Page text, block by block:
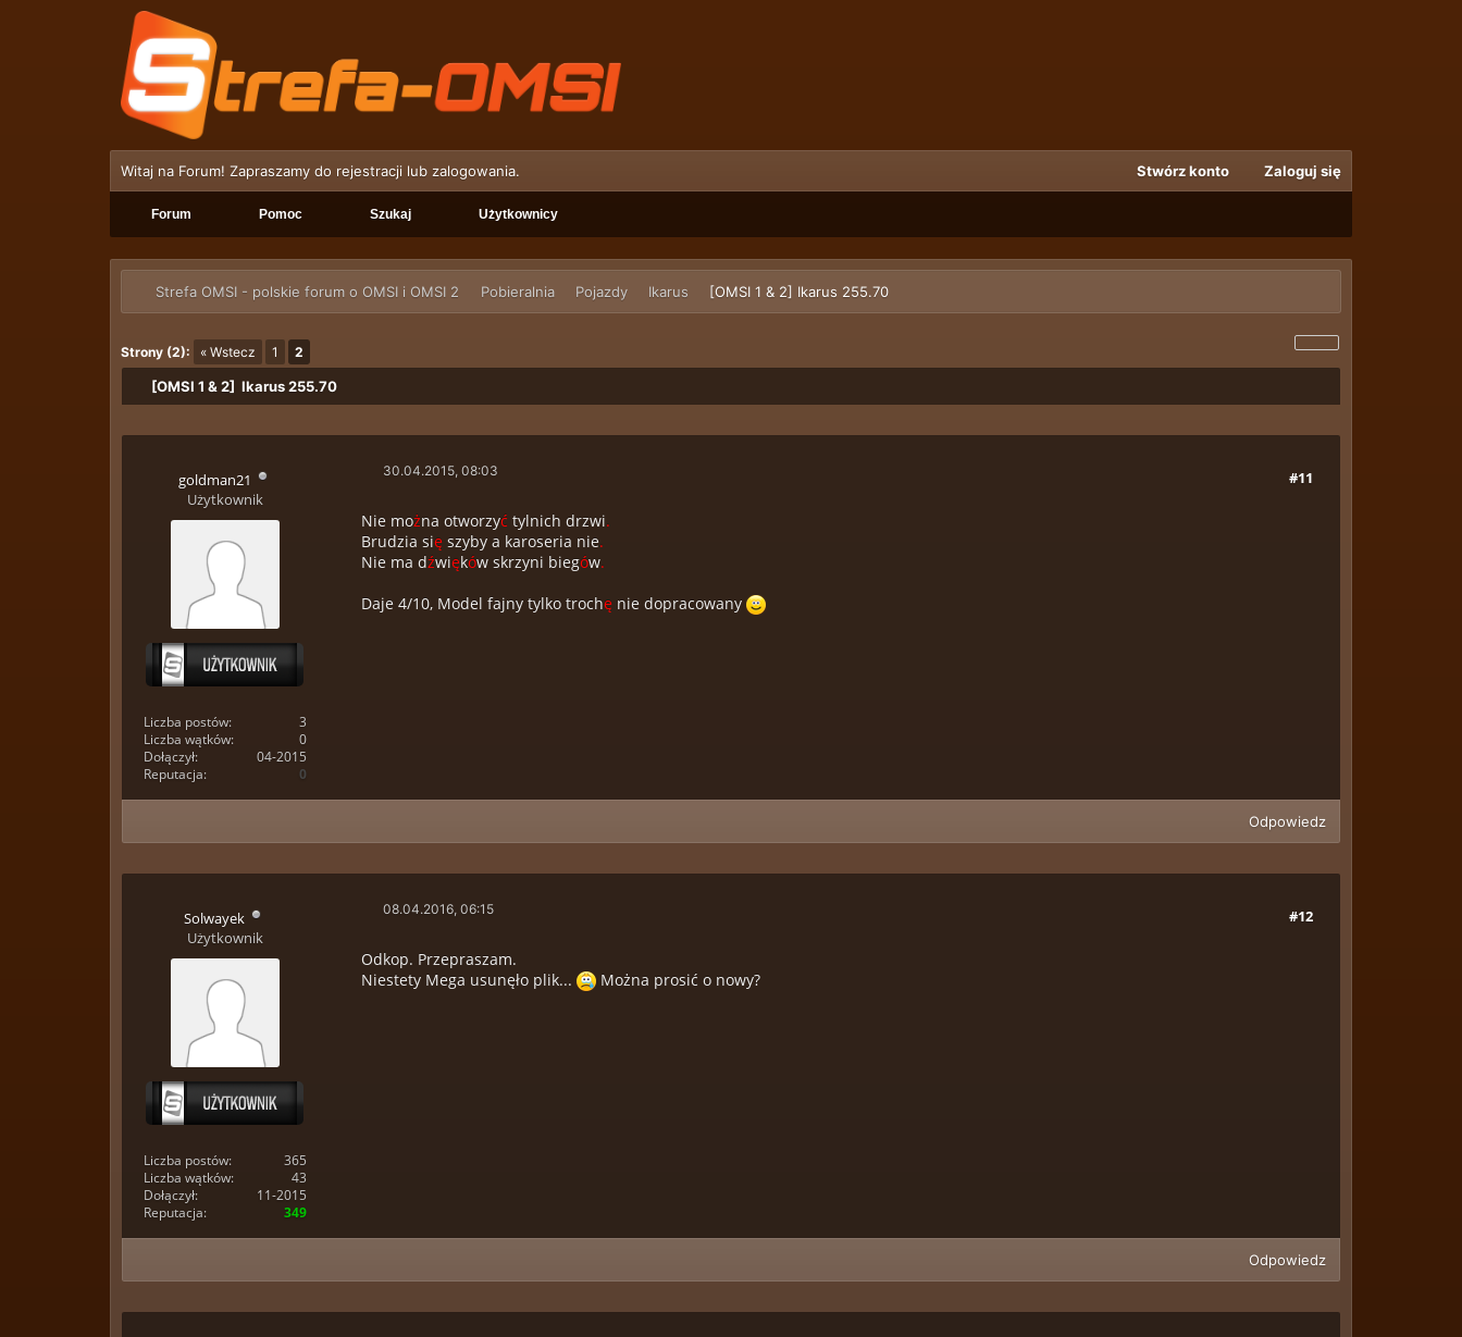
Witaj na Forum! Zapraszamy do rejestracji lub zalogowania. Stwórz konto Zaloguj się
Forum Pomoc Szukaj Użytkownicy
Strefa OMSI - polskie forum o OMSI i OMSI 2 Pobieralnia Pojazdy Ikarus [OMSI 1 & 2] Ikarus 255.70
Strony (2): « Wstecz 1 2
[OMSI 1 & 2] Ikarus 255.70
goldman21
Użytkownik
Liczba postów:
3
Liczba wątków:
0
Dołączył:
04-2015
Reputacja:
0
#11
30.04.2015, 08:03
Nie można otworzyć tylnich drzwi.
Brudzia się szyby a karoseria nie.
Nie ma dźwięków skrzyni biegów.
Daje 4/10, Model fajny tylko trochę nie dopracowany
Odpowiedz
Solwayek
Użytkownik
Liczba postów:
365
Liczba wątków:
43
Dołączył:
11-2015
Reputacja:
349
#12
08.04.2016, 06:15
Odkop. Przepraszam.
Niestety Mega usunęło plik...
Można prosić o nowy?
Odpowiedz